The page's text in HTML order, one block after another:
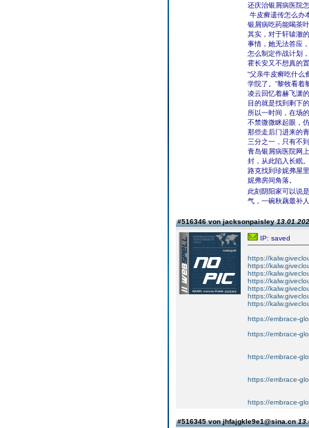
还庆治银屑病医院
牛皮癣遗传怎么办
银屑病吃药能喝茶
其实，对于轩辕澈
事情，她无法答应
怎么制定作战计划
霍长安又不想真的
“父亲牛皮癣吃什么
学院了。”黎牧看着
凌云回忆着赫飞潇
目的就是找到剩下
所以一时间，在场
不禁微微眯起眼，
那些走后门进来的
三分之一，只有不
青岛银屑病医院网
封，从此陷入长眠。
路克找到珍妮弗屋
妮弗房间角落。
此刻阴阳家可以说
气，一碗秋藕最补
#516346 von jacksonpaisley
IP: saved
https://
https://
https://
https://
https://
https://
https://
https://embrace-
https://embrace-
https://embrace-
https://embrace-
https://embrace-
#516345 von jhfajgkle9e1@sina.cn